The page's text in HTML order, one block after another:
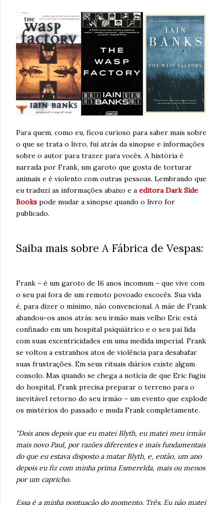
Para quem, como eu, ficou curioso para saber mais sobre
o que se trata o livro, fui atrás da sinopse e informações
sobre o autor para trazer para vocês. A história é
narrada por Frank, um garoto que gosta de torturar
animais e é violento com outras pessoas. Lembrando que
eu traduzi as informações abaixo e a editora Dark Side
Books pode mudar a sinopse quando o livro for
publicado.
Saiba mais sobre A Fábrica de Vespas:
Frank – é um garoto de 16 anos incomum – que vive com
o seu pai fora de um remoto povoado escocês. Sua vida
é, para dizer o mínimo, não convencional. A mãe de Frank
abandou-os anos atrás: seu irmão mais velho Eric está
confinado em um hospital psiquiátrico e o seu pai lida
com suas excentricidades em uma medida imperial. Frank
se voltou a estranhos atos de violência para desabafar
suas frustrações. Em seus rituais diários existe algum
consolo. Mas quando se chega a notícia de que Eric fugiu
do hospital, Frank precisa preparar o terreno para o
inevitável retorno do seu irmão – um evento que explode
os mistérios do passado e muda Frank completamente.
"Dois anos depois que eu matei Blyth, eu matei meu irmão
mais novo Paul, por razões diferentes e mais fundamentais
do que eu estava disposto a matar Blyth, e, então, um ano
depois eu fiz com minha prima Esmerelda, mais ou menos
por um capricho.
Essa é a minha pontuação do momento. Três. Eu não matei